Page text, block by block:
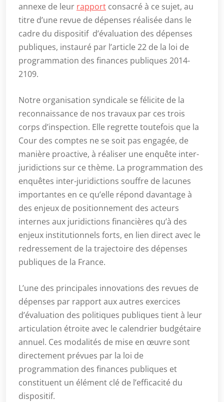
annexe de leur rapport consacré à ce sujet, au
titre d’une revue de dépenses réalisée dans le
cadre du dispositif d’évaluation des dépenses
publiques, instauré par l’article 22 de la loi de
programmation des finances publiques 2014-
2109.
Notre organisation syndicale se félicite de la
reconnaissance de nos travaux par ces trois
corps d’inspection. Elle regrette toutefois que la
Cour des comptes ne se soit pas engagée, de
manière proactive, à réaliser une enquête inter-
juridictions sur ce thème. La programmation des
enquêtes inter-juridictions souffre de lacunes
importantes en ce qu’elle répond davantage à
des enjeux de positionnement des acteurs
internes aux juridictions financières qu’à des
enjeux institutionnels forts, en lien direct avec le
redressement de la trajectoire des dépenses
publiques de la France.
L’une des principales innovations des revues de
dépenses par rapport aux autres exercices
d’évaluation des politiques publiques tient à leur
articulation étroite avec le calendrier budgétaire
annuel. Ces modalités de mise en œuvre sont
directement prévues par la loi de
programmation des finances publiques et
constituent un élément clé de l’efficacité du
dispositif.